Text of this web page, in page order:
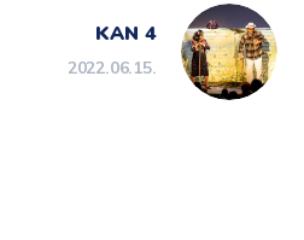
KAN 4
2022.06.15.